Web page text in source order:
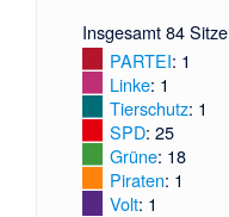
Insgesamt 84 Sitze
PARTEI: 1
Linke: 1
Tier­schutz: 1
SPD: 25
Grüne: 18
Piraten: 1
Volt: 1